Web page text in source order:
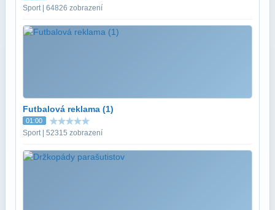
Sport | 64826 zobrazení
Futbalová reklama (1)
01:00
Sport | 52315 zobrazení